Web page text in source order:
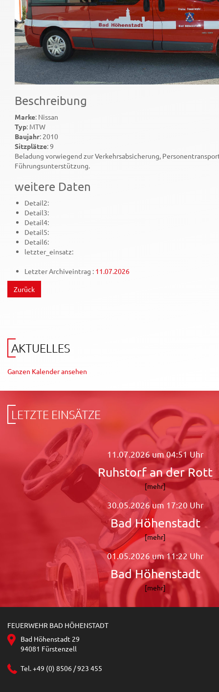
Beschreibung
Marke: Nissan
Typ: MTW
Baujahr: 2010
Sitzplätze: 9
Beladung vorwiegend zur Verkehrsabsicherung,
Führungsunterstützung.
weitere Daten
Detail2:
Detail3:
Detail4:
Detail5:
Detail6:
letzter_einsatz:
Letzter Archiveintrag : 11.07.2026
AKTUELLES
Ganzen Kalender ansehen
LETZTE EINSÄTZE
11.07.2026 um 04:51 Uhr
Ruhstorf an der Rott
[mehr]
30.05.2026 um 17:20 Uhr
Bad Höhenstadt
[mehr]
01.05.2026 um 11:22 Uhr
Bad Höhenstadt
[mehr]
FEUERWEHR BAD HÖHENSTADT
Bad Höhenstadt 29
94081 Fürstenzell
Tel. +49 (0) 8506 / 923 455